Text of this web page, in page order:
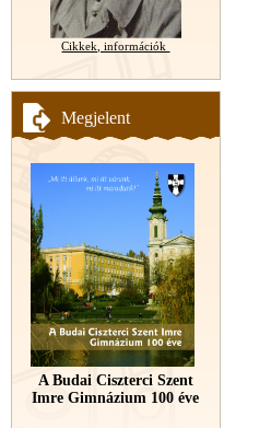
Cikkek, információk
Megjelent
A Budai Ciszterci Szent
Imre Gimnázium 100 éve